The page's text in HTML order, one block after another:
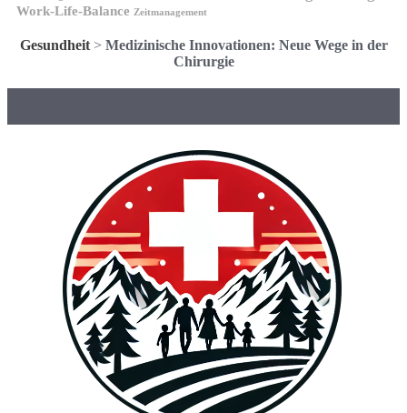
Work-Life-Balance Zeitmanagement
Gesundheit> Medizinische Innovationen: Neue Wege in der
Chirurgie